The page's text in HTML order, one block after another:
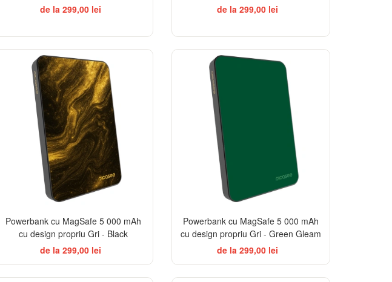
de la 299,00 lei
de la 299,00 lei
Powerbank cu MagSafe 5 000 mAh
cu design propriu Gri - Black
de la 299,00 lei
Powerbank cu MagSafe 5 000 mAh
cu design propriu Gri - Green Gleam
de la 299,00 lei